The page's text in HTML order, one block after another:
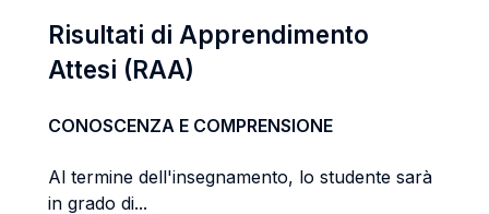
Risultati di Apprendimento
Attesi (RAA)
CONOSCENZA E COMPRENSIONE
Al termine dell'insegnamento, lo studente sarà
in grado di...